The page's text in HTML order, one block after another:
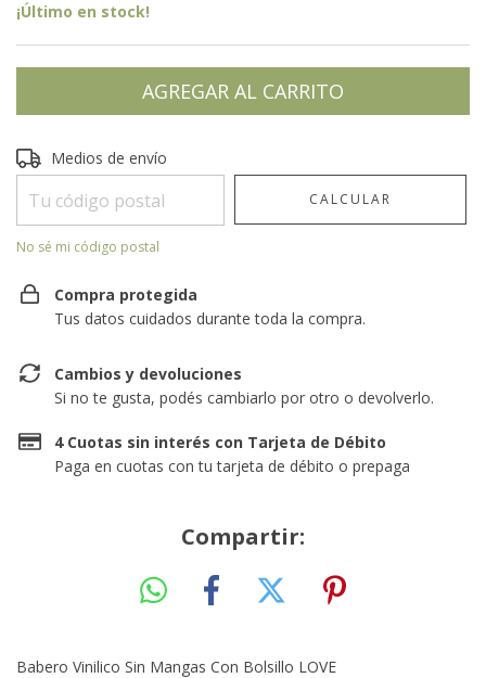
¡Último en stock!
Entregas para el CP:
Medios de envío
CALCULAR
No sé mi código postal
Compra protegida
Tus datos cuidados durante toda la compra.
Cambios y devoluciones
Si no te gusta, podés cambiarlo por otro o devolverlo.
4 Cuotas sin interés con Tarjeta de Débito
Paga en cuotas con tu tarjeta de débito o prepaga
Compartir:
Babero Vinilico Sin Mangas Con Bolsillo LOVE